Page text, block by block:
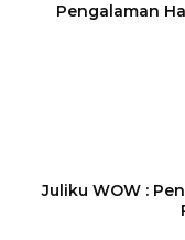
Pengalaman
Juliku WOW :